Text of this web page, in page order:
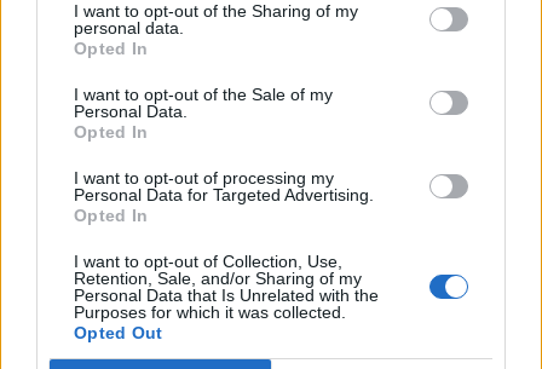
I want to opt-out of the Sharing of my
personal data.
Opted In
I want to opt-out of the Sale of my
Personal Data.
Opted In
I want to opt-out of processing my
Personal Data for Targeted Advertising.
Opted In
I want to opt-out of Collection, Use,
Retention, Sale, and/or Sharing of my
Personal Data that Is Unrelated with the
Purposes for which it was collected.
Opted Out
gyűjteménye
Elyna Robbs: Adéle és az örökölt árnyak
13. rész
Woody Allen megosztó zsenialitása